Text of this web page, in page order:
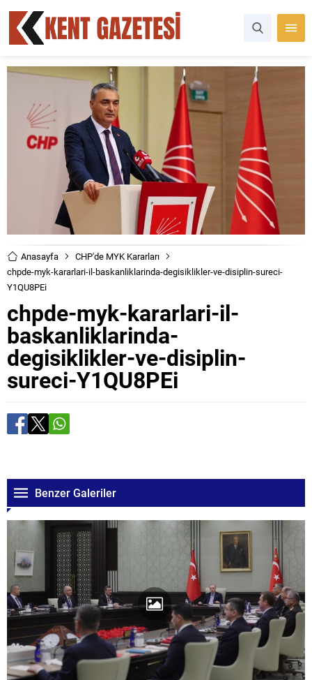
Anasayfa
CHP'de MYK Kararları
chpde-myk-kararlari-il-baskanliklarinda-degisiklikler-ve-disiplin-sureci-
Y1QU8PEi
chpde-myk-kararlari-il-
baskanliklarinda-
degisiklikler-ve-disiplin-
sureci-Y1QU8PEi
Benzer Galeriler